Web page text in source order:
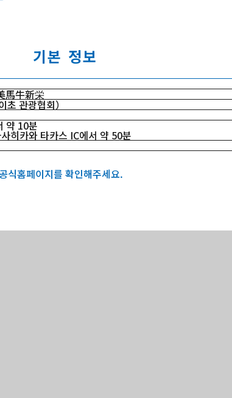
기본 정보
馬牛新栄
초 관광협회）
약 10분
히카와 타카스 IC에서 약 50분
식홈페이지를 확인해주세요.